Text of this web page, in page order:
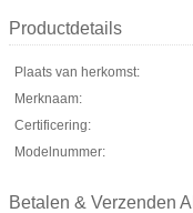
Productdetails
Plaats van herkomst:
Merknaam:
Certificering:
Modelnummer:
Betalen & Verzenden